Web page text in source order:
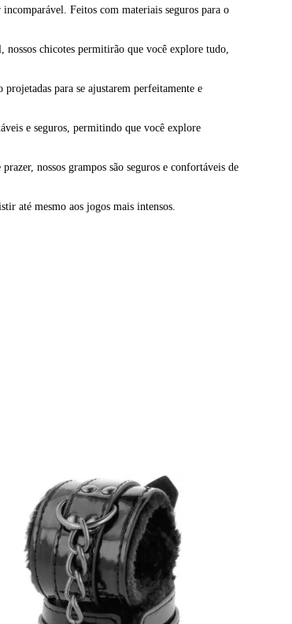
incomparável. Feitos com materiais seguros para o
nossos chicotes permitirão que você explore tudo,
para se ajustarem perfeitamente e
e seguros, permitindo que você explore
nossos grampos são seguros e confortáveis de
até mesmo aos jogos mais intensos.